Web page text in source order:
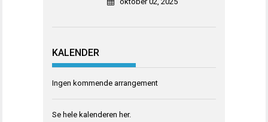
KALENDER
Ingen kommende arrangement
Se hele kalenderen her.